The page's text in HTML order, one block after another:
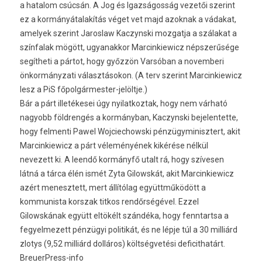
a hatalom csúcsán. A Jog és Igazságosság vezetői szerint
ez a kormányátalakítás véget vet majd azoknak a vádakat,
amelyek szerint Jaroslaw Kaczynski mozgatja a szálakat a
színfalak mögött, ugyanakkor Marcinkiewicz népszerűsége
segítheti a pártot, hogy győzzön Varsóban a novemberi
önkormányzati választásokon. (A terv szerint Marcinkiewicz
lesz a PiS főpolgármester-jelöltje.)
Bár a párt illetékesei úgy nyilatkoztak, hogy nem várható
nagyobb földrengés a kormányban, Kaczynski bejelentette,
hogy felmenti Pawel Wojciechowski pénzügyminisztert, akit
Marcinkiewicz a párt véleményének kikérése nélkül
nevezett ki. A leendő kormányfő utalt rá, hogy szívesen
látná a tárca élén ismét Zyta Gilowskát, akit Marcinkiewicz
azért menesztett, mert állítólag együttműködött a
kommunista korszak titkos rendőrségével. Ezzel
Gilowskának együtt eltökélt szándéka, hogy fenntartsa a
fegyelmezett pénzügyi politikát, és ne lépje túl a 30 milliárd
zlotys (9,52 milliárd dolláros) költségvetési deficithatárt.
BreuerPress-info